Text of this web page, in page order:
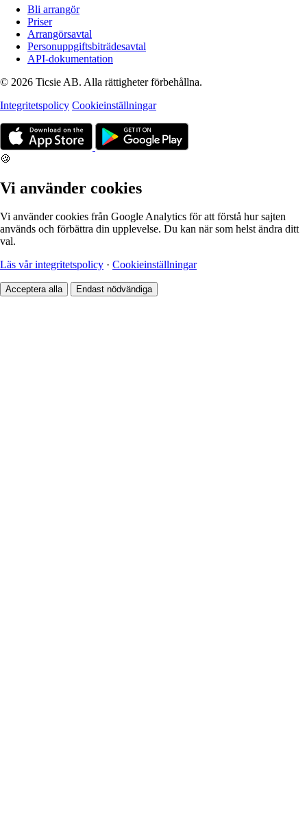
Bli arrangör
Priser
Arrangörsavtal
Personuppgiftsbiträdesavtal
API-dokumentation
© 2026 Ticsie AB. Alla rättigheter förbehållna.
Integritetspolicy Cookieinställningar
🍪
Vi använder cookies
Vi använder cookies från Google Analytics för att förstå hur sajten
används och förbättra din upplevelse. Du kan när som helst ändra ditt
val.
Läs vår integritetspolicy · Cookieinställningar
Acceptera alla Endast nödvändiga